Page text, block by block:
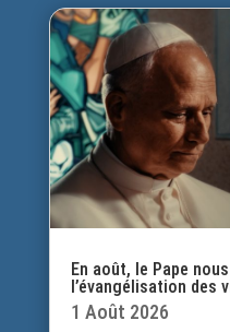
En août, le Pape
l’évangélisation des
1 Août 2026